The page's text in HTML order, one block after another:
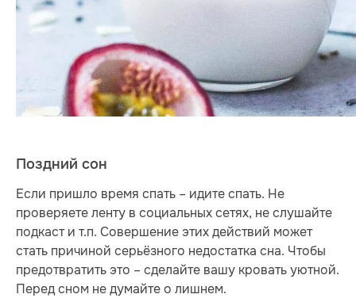
Поздний сон
Если пришло время спать – идите спать. Не
проверяете ленту в социальных сетях, не слушайте
подкаст и т.п. Совершение этих действий может
стать причиной серьёзного недостатка сна. Чтобы
предотвратить это – сделайте вашу кровать уютной.
Перед сном не думайте о лишнем.